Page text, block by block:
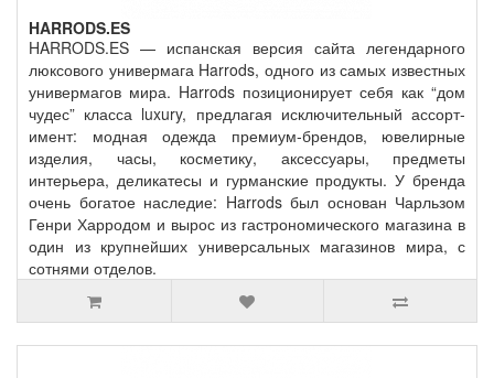
HARRODS.ES
HARRODS.ES — испанская версия сайта легендарного
люксового универмага Harrods, одного из самых известных
универмагов мира. Harrods позиционирует себя как “дом
чудес” класса luxury, предлагая исключительный ассорт­
имент: модная одежда премиум‑брендов, ювелирные
изделия, часы, косметику, аксессуары, предметы
интерьера, деликатесы и гурманские продукты. У бренда
очень богатое наследие: Harrods был основан Чарльзом
Генри Харродом и вырос из гастрономического магазина в
один из крупнейших универсальных магазинов мира, с
сотнями отделов.